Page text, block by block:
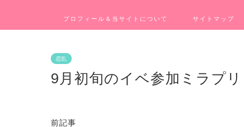
プロフィール＆当サイトについて サイトマップ
恋乱
9月初旬のイベ参加ミラプ
前記事